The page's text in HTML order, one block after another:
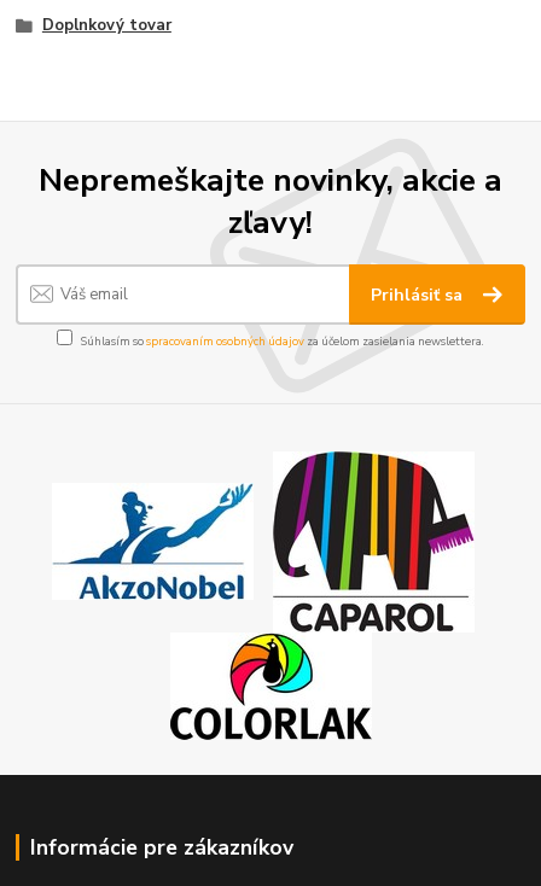
Doplnkový tovar
Nepremeškajte novinky, akcie a
zľavy!
Prihlásiť sa
Súhlasím sospracovaním osobných údajov za účelom zasielania newslettera.
Informácie pre zákazníkov